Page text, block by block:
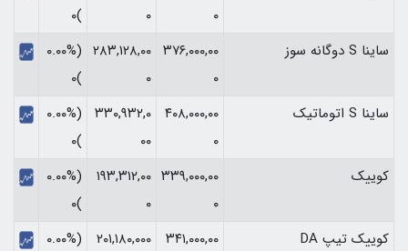
۰
۰
)۰
ساینا S دوگانه سوز
۳۷۶,۰۰۰,۰۰
۰
۲۸۳,۱۲۸,۰۰
۰
(۰.۰۰%
)۰
ساینا S اتوماتیک
۴۰۸,۰۰۰,۰۰
۰
۳۳۰,۹۳۲,۰
۰۰
(۰.۰۰%
)۰
کوییک
۳۳۹,۰۰۰,۰۰
۰
۱۹۳,۳۱۲,۰۰
۰
(۰.۰۰%
)۰
کوییک تیپ DA
۳۴۱,۰۰۰,۰۰
۲۰۱,۱۸۰,۰۰۰
(۰.۰۰%